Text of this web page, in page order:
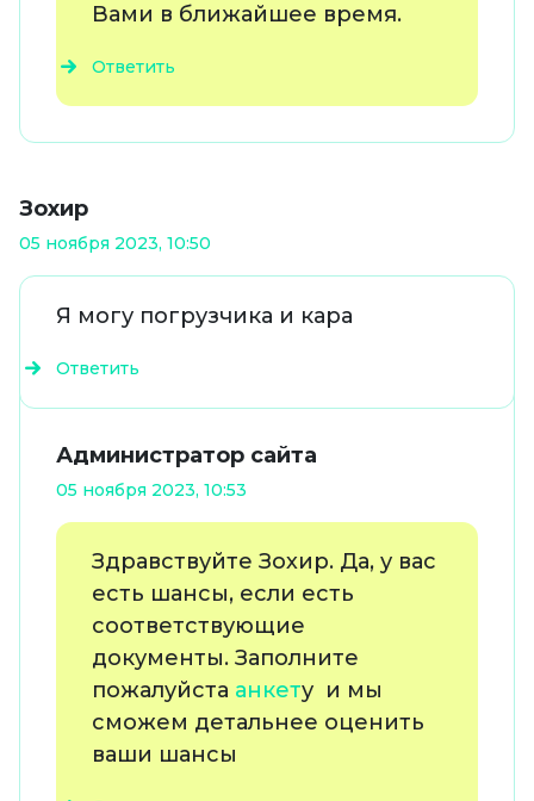
Вами в ближайшее время.
Ответить
Зохир
05 ноября 2023, 10:50
Я могу погрузчика и кара
Ответить
Администратор сайта
05 ноября 2023, 10:53
Здравствуйте Зохир. Да, у вас
есть шансы, если есть
соответствующие
документы. Заполните
пожалуйста анкету и мы
сможем детальнее оценить
ваши шансы